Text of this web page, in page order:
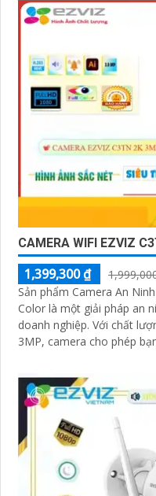
CAMERA WIFI EZVIZ
1,399,300 ₫
Sản phẩm Camera An
Color là một giải pháp an
doanh nghiệp. Với chất lượng hình ảnh 2K và độ phân giải
3MP, camera cho phép